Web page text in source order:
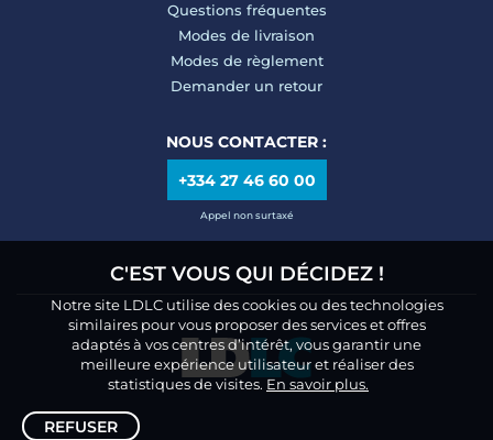
C'EST VOUS QUI DÉCIDEZ !
Notre site LDLC utilise des cookies ou des technologies
similaires pour vous proposer des services et offres
adaptés à vos centres d’intérêt, vous garantir une
meilleure expérience utilisateur et réaliser des
statistiques de visites. En savoir plus.
REFUSER
Questions fréquentes
Modes de livraison
Modes de règlement
Demander un retour
NOUS CONTACTER :
+334 27 46 60 00
Appel non surtaxé